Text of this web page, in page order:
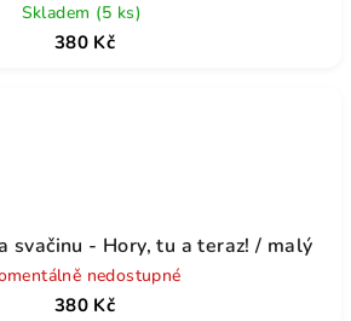
Skladem (5 ks)
380 Kč
svačinu - Hory, tu a teraz! / malý
nedostupné
380 Kč